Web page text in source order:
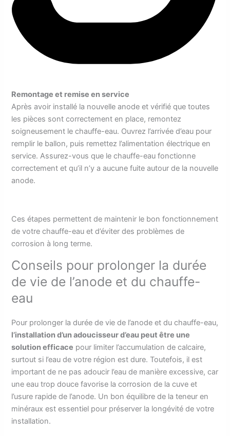
Remontage et remise en service
Après avoir installé la nouvelle anode et vérifié que toutes
les pièces sont correctement en place, remontez
soigneusement le chauffe-eau. Ouvrez l’arrivée d’eau pour
remplir le ballon, puis remettez l’alimentation électrique en
service. Assurez-vous que le chauffe-eau fonctionne
correctement et qu’il n’y a aucune fuite autour de la nouvelle
anode.
Ces étapes permettent de maintenir le bon fonctionnement
de votre chauffe-eau et d’éviter des problèmes de
corrosion à long terme.
Conseils pour prolonger la durée
de vie de l’anode et du chauffe-
eau
Pour prolonger la durée de vie de l’anode et du chauffe-eau,
l’installation d’un adoucisseur d’eau peut être une
solution efficace pour limiter l’accumulation de calcaire,
surtout si l’eau de votre région est dure. Toutefois, il est
important de ne pas adoucir l’eau de manière excessive, car
une eau trop douce favorise la corrosion de la cuve et
l’usure rapide de l’anode. Un bon équilibre de la teneur en
minéraux est essentiel pour préserver la longévité de votre
installation.